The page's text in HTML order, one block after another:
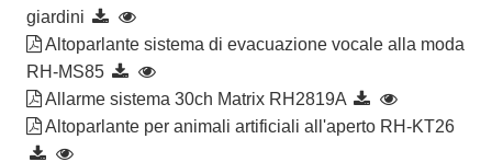
giardini
Altoparlante sistema di evacuazione vocale alla moda
RH-MS85
Allarme sistema 30ch Matrix RH2819A
Altoparlante per animali artificiali all'aperto RH-KT26